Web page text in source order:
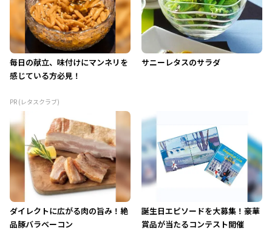
毎日の献立、味付けにマンネリを
感じている方必見！
PR (レタスクラブ)
サニーレタスのサラダ
ダイレクトに広がる肉の旨み！絶
品豚バラベーコン
誕生日エピソードを大募集！豪華
賞品が当たるコンテスト開催